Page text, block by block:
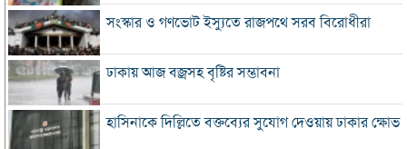
সংস্কার ও গণভোট ইস্যুতে রাজপথে সরব বিরোধীরা
ঢাকায় আজ বজ্রসহ বৃষ্টির সম্ভাবনা
হাসিনাকে দিল্লিতে বক্তব্যের সুযোগ দেওয়ায় ঢাকার ক্ষোভ